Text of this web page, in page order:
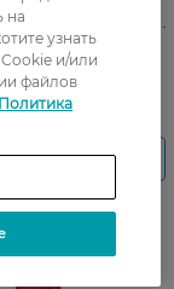
глаз Rm
eyeliner 01-Black 1
на
узнать
и/или
файлов
Политика